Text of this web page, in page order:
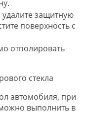
удалите защитную
поверхность с
отполировать
автомобиля, при
выполнить в